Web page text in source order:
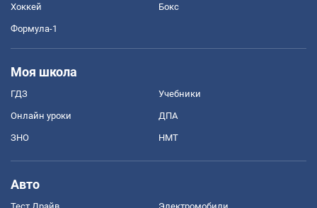
Хоккей Бокс
Формула-1
Моя школа
ГДЗ Учебники
Онлайн уроки ДПА
ЗНО НМТ
Авто